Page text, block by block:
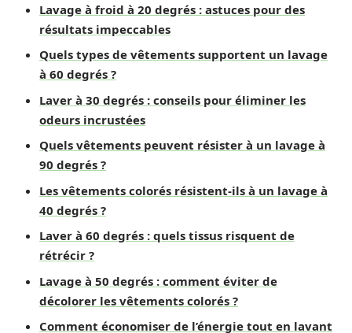
Lavage à froid à 20 degrés : astuces pour des
résultats impeccables
Quels types de vêtements supportent un lavage
à 60 degrés ?
Laver à 30 degrés : conseils pour éliminer les
odeurs incrustées
Quels vêtements peuvent résister à un lavage à
90 degrés ?
Les vêtements colorés résistent-ils à un lavage à
40 degrés ?
Laver à 60 degrés : quels tissus risquent de
rétrécir ?
Lavage à 50 degrés : comment éviter de
décolorer les vêtements colorés ?
Comment économiser de l’énergie tout en lavant